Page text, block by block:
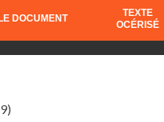
DOCUMENT
TEXTE
OCÉRISÉ